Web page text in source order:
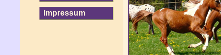
Impressum